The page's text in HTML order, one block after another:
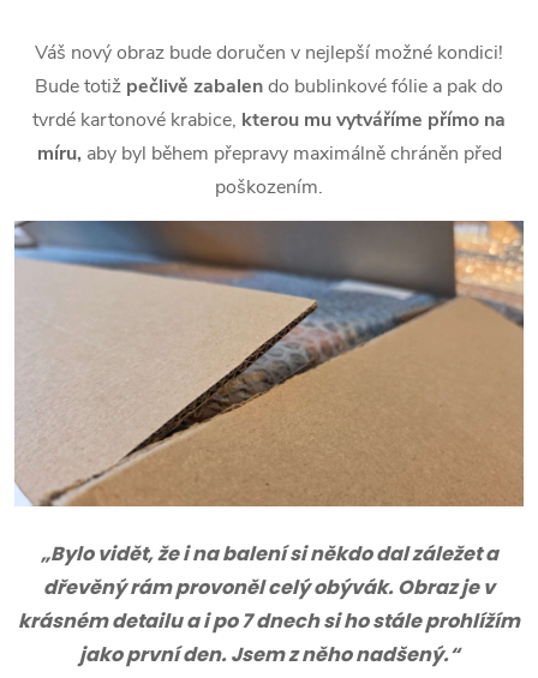
Váš nový obraz bude doručen v nejlepší možné kondici!
Bude totiž pečlivě zabalendo bublinkové fólie a pak do
tvrdé kartonové krabice, kterou mu vytváříme přímo na
míru, aby byl během přepravy maximálně chráněn před
poškozením.
„Bylo vidět, že i na balení si někdo dal záležet a
dřevěný rám provoněl celý obývák. Obraz je v
krásném detailu a i po 7 dnech si ho stále prohlížím
jako první den. Jsem z něho nadšený.“